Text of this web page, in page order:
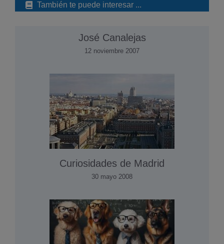
También te puede interesar ...
José Canalejas
12 noviembre 2007
Curiosidades de Madrid
30 mayo 2008